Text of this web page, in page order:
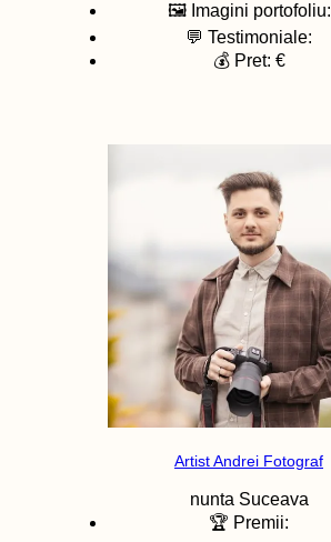
🖼️ Imagini portofoliu:
💬 Testimoniale:
💰 Pret: €
Artist Andrei Fotograf
nunta Suceava
🏆 Premii: